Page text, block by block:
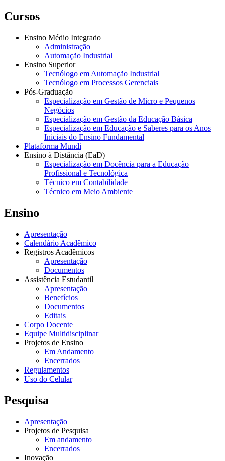
Cursos
Ensino Médio Integrado
Administração
Automação Industrial
Ensino Superior
Tecnólogo em Automação Industrial
Tecnólogo em Processos Gerenciais
Pós-Graduação
Especialização em Gestão de Micro e Pequenos
Negócios
Especialização em Gestão da Educação Básica
Especialização em Educação e Saberes para os Anos
Iniciais do Ensino Fundamental
Plataforma Mundi
Ensino à Distância (EaD)
Especialização em Docência para a Educação
Profissional e Tecnológica
Técnico em Contabilidade
Técnico em Meio Ambiente
Ensino
Apresentação
Calendário Acadêmico
Registros Acadêmicos
Apresentação
Documentos
Assistência Estudantil
Apresentação
Benefícios
Documentos
Editais
Corpo Docente
Equipe Multidisciplinar
Projetos de Ensino
Em Andamento
Encerrados
Regulamentos
Uso do Celular
Pesquisa
Apresentação
Projetos de Pesquisa
Em andamento
Encerrados
Inovação